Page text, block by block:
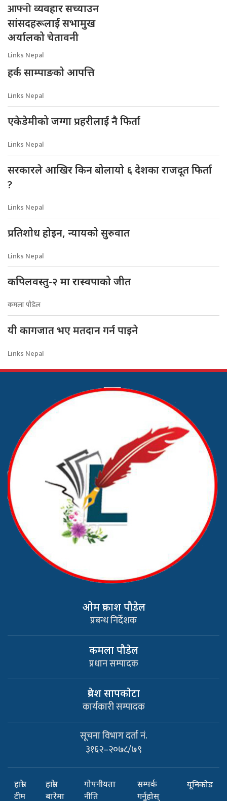
आफ्नोव्यवहार सच्याउन
सांसदहरूलाई सभामुख
अर्यालको चेतावनी
Links Nepal
हर्क साम्पाङको आपत्ति
Links Nepal
एकेडेमीको जग्गा प्रहरीलाई नै फिर्ता
Links Nepal
सरकारले आखिर किन बोलायो ६ देशका राजदूत फिर्ता
?
Links Nepal
प्रतिशोध होइन, न्यायको सुरुवात
Links Nepal
कपिलवस्तु-२ मा रास्वपाको जीत
कमला पौडेल
यी कागजात भए मतदान गर्न पाइने
Links Nepal
ओम प्रकाश पौडेल
प्रबन्ध निर्देशक
कमला पौडेल
प्रधान सम्पादक
प्रवेश सापकाेटा
कार्यकारी सम्पादक
सूचना विभाग दर्ता नं.
३१६२–२०७८/७९
हाम्रो
टीम
हाम्रो
बारेमा
गोपनीयता
नीति
सम्पर्क
गर्नुहोस्
यूनिकोड